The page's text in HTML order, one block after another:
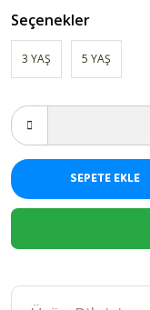
Seçenekler
3 YAŞ 5 YAŞ
SEPETE EKLE